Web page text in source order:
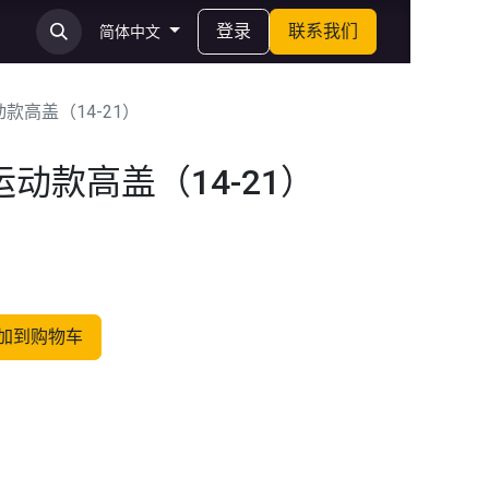
简体中文 登录 联系我们
高盖（14-21）
款高盖（14-21）
到购物车